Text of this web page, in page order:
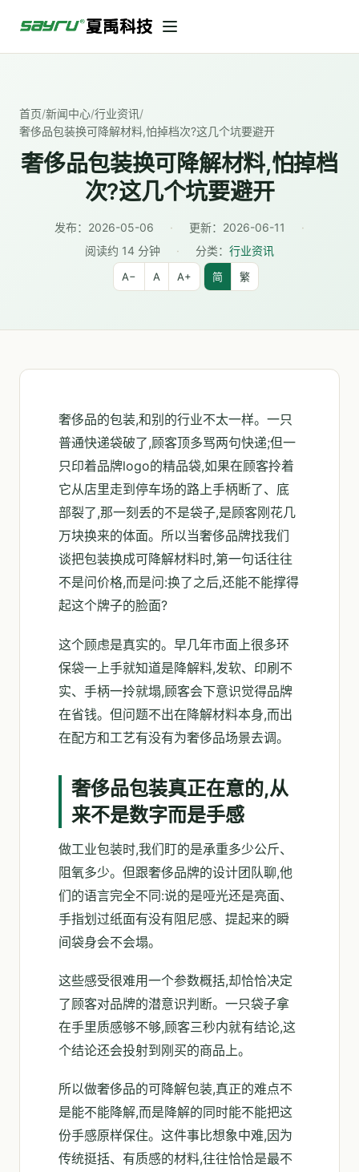
首页/新闻中心/行业资讯/
奢侈品包装换可降解材料,怕掉档次?这几个坑要避开
奢侈品包装换可降解材料,怕掉档
次?这几个坑要避开
发布： 2026-05-06 · 更新： 2026-06-11
·
阅读约 14 分钟
· 分类： 行业资讯
A− A A+ 简 繁
奢侈品的包装,和别的行业不太一样。一只
普通快递袋破了,顾客顶多骂两句快递;但一
只印着品牌logo的精品袋,如果在顾客拎着
它从店里走到停车场的路上手柄断了、底
部裂了,那一刻丢的不是袋子,是顾客刚花几
万块换来的体面。所以当奢侈品牌找我们
谈把包装换成可降解材料时,第一句话往往
不是问价格,而是问:换了之后,还能不能撑得
起这个牌子的脸面?
这个顾虑是真实的。早几年市面上很多环
保袋一上手就知道是降解料,发软、印刷不
实、手柄一拎就塌,顾客会下意识觉得品牌
在省钱。但问题不出在降解材料本身,而出
在配方和工艺有没有为奢侈品场景去调。
奢侈品包装真正在意的,从
来不是数字而是手感
做工业包装时,我们盯的是承重多少公斤、
阻氧多少。但跟奢侈品牌的设计团队聊,他
们的语言完全不同:说的是哑光还是亮面、
手指划过纸面有没有阻尼感、提起来的瞬
间袋身会不会塌。
这些感受很难用一个参数概括,却恰恰决定
了顾客对品牌的潜意识判断。一只袋子拿
在手里质感够不够,顾客三秒内就有结论,这
个结论还会投射到刚买的商品上。
所以做奢侈品的可降解包装,真正的难点不
是能不能降解,而是降解的同时能不能把这
份手感原样保住。这件事比想象中难,因为
传统挺括、有质感的材料,往往恰恰是最不